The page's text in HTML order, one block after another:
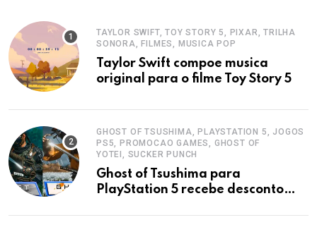
TAYLOR SWIFT, TOY STORY 5, PIXAR, TRILHA
SONORA, FILMES, MUSICA POP
Taylor Swift compoe musica
original para o filme Toy Story 5
GHOST OF TSUSHIMA, PLAYSTATION 5, JOGOS
PS5, PROMOCAO GAMES, GHOST OF
YOTEI, SUCKER PUNCH
Ghost of Tsushima para
PlayStation 5 recebe desconto